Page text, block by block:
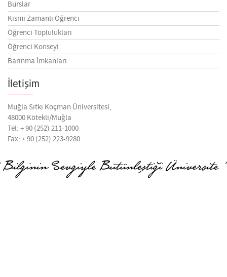
Burslar
Kısmi Zamanlı Öğrenci
Öğrenci Toplulukları
Öğrenci Konseyi
Barınma İmkanları
İletişim
Muğla Sıtkı Koçman Üniversitesi,
48000 Kötekli/Muğla
Tel: + 90 (252) 211-1000
Fax: + 90 (252) 223-9280